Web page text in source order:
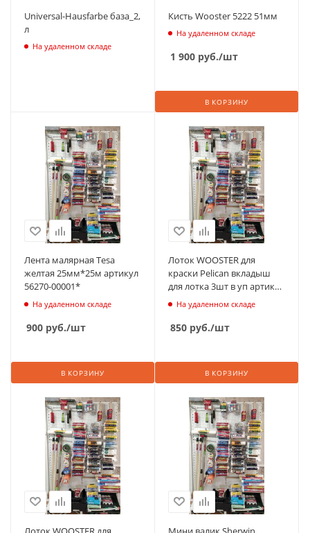
Universal-Hausfarbe база_2,
л
На удаленном складе
Кисть Wooster 5222 51мм
На удаленном складе
1 900 руб./шт
В КОРЗИНУ
Лента малярная Tesa
желтая 25мм*25м артикул
56270-00001*
На удаленном складе
900 руб./шт
В КОРЗИНУ
Лоток WOOSTER для
краски Pelican вкладыш
для лотка 3шт в уп артикул
8629На удаленном складе
850 руб./шт
В КОРЗИНУ